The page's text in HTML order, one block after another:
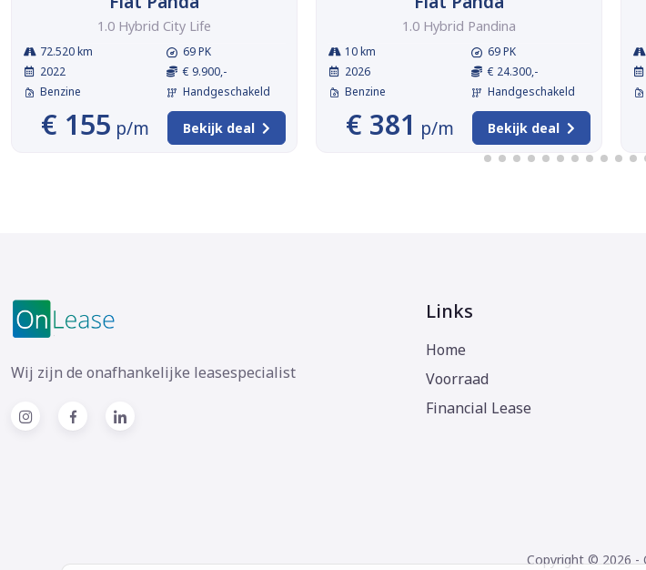
1.0 Hybrid City Life
72.520 km
2022
Benzine
69 PK
€ 9.900,-
Handgeschakeld
€ 155 p/m Bekijk deal
1.0 Hybrid Pandina
10 km
2026
Benzine
69 PK
€ 24.300,-
Handgeschakeld
€ 381 p/m Bekijk deal
Wij zijn de onafhankelijke leasespecialist
Links
Home
Voorraad
Financial Lease
Copyright © 2026 -